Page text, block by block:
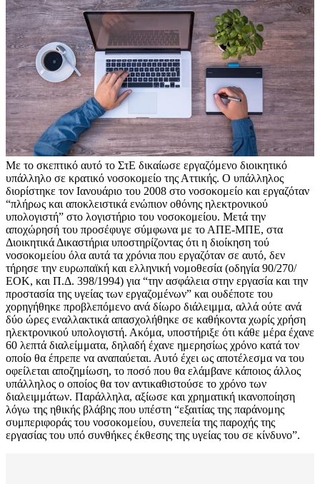
Με το σκεπτικό αυτό το ΣτΕ δικαίωσε εργαζόμενο διοικητικό
υπάλληλο σε κρατικό νοσοκομείο της Αττικής. Ο υπάλληλος
διορίστηκε τον Ιανουάριο του 2008 στο νοσοκομείο και εργαζόταν
“πλήρως και αποκλειστικά ενώπιον οθόνης ηλεκτρονικού
υπολογιστή” στο λογιστήριο του νοσοκομείου. Μετά την
αποχώρησή του προσέφυγε σύμφωνα με το ΑΠΕ-ΜΠΕ, στα
Διοικητικά Δικαστήρια υποστηρίζοντας ότι η διοίκηση τού
νοσοκομείου όλα αυτά τα χρόνια που εργαζόταν σε αυτό, δεν
τήρησε την ευρωπαϊκή και ελληνική νομοθεσία (οδηγία 90/270/
ΕΟΚ, και Π.Δ. 398/1994) για “την ασφάλεια στην εργασία και την
προστασία της υγείας των εργαζομένων” και ουδέποτε του
χορηγήθηκε προβλεπόμενο ανά δίωρο διάλειμμα, αλλά ούτε ανά
δύο ώρες εναλλακτικά απασχολήθηκε σε καθήκοντα χωρίς χρήση
ηλεκτρονικού υπολογιστή. Ακόμα, υποστήριξε ότι κάθε μέρα έχανε
60 λεπτά διαλείμματα, δηλαδή έχανε ημερησίως χρόνο κατά τον
οποίο θα έπρεπε να αναπαύεται. Αυτό έχει ως αποτέλεσμα να του
οφείλεται αποζημίωση, το ποσό που θα ελάμβανε κάποιος άλλος
υπάλληλος ο οποίος θα τον αντικαθιστούσε το χρόνο των
διαλειμμάτων. Παράλληλα, αξίωσε και χρηματική ικανοποίηση
λόγω της ηθικής βλάβης που υπέστη “εξαιτίας της παράνομης
συμπεριφοράς του νοσοκομείου, συνεπεία της παροχής της
εργασίας του υπό συνθήκες έκθεσης της υγείας του σε κίνδυνο”.